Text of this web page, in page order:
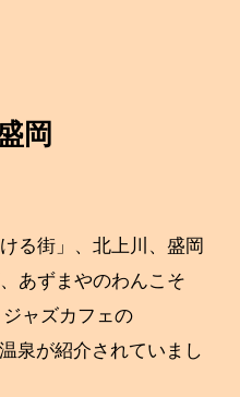
岡
る街」、北上川、盛岡
あずまやのわんこそ
ャズカフェの
泉が紹介されていまし